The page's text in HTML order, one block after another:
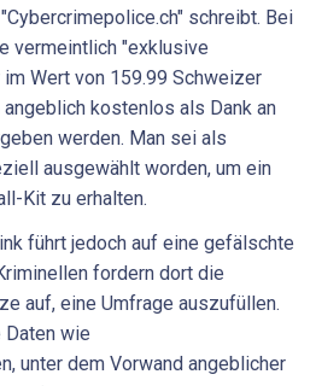
schreibt. Bei
vermeintlich "exklusive
Wert von 159.99 Schweizer
kostenlos als Dank an
werden. Man sei als
ausgewählt worden, um ein
Kit zu erhalten.
führt jedoch auf eine gefälschte
fordern dort die
auf, eine Umfrage auszufüllen.
wie
unter dem Vorwand angeblicher